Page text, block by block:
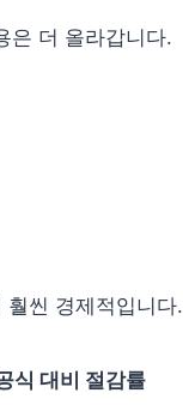
은 더 올라갑니다.
씬 경제적입니다.
식 대비 절감률